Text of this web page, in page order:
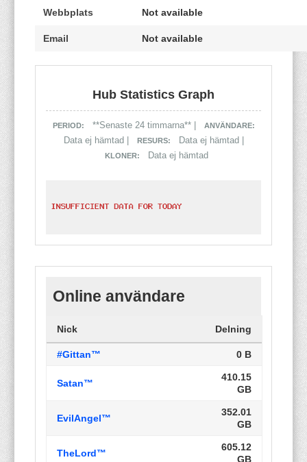
Webbplats Not available
Email Not available
Hub Statistics Graph
PERIOD: **Senaste 24 timmarna** | ANVÄNDARE:
Data ej hämtad | RESURS: Data ej hämtad |
KLONER: Data ej hämtad
Online användare
Nick Delning
#Gittan™ 0 B
Satan™
410.15
GB
EvilAngel™
352.01
GB
TheLord™
605.12
GB